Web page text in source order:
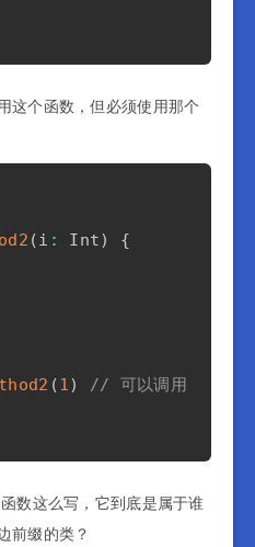
这个函数，但必须使用那个
(i : Int)
{
(1) // 可以调用
数这么写，它到底是属于谁
前缀的类？